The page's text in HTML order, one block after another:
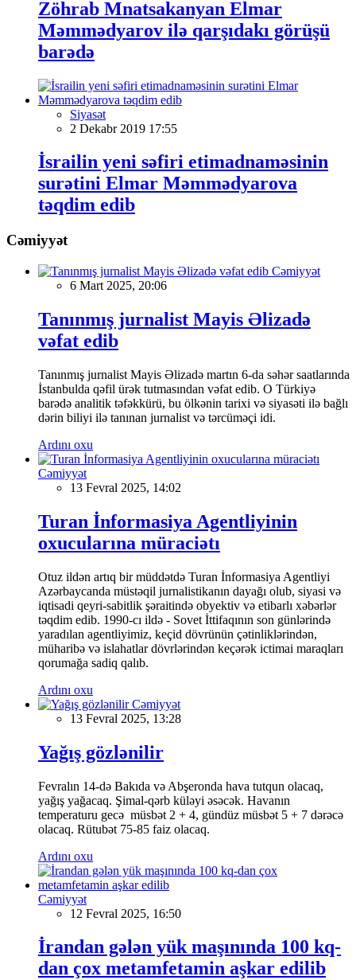
Zöhrab Mnatsakanyan Elmar
Məmmədyarov ilə qarşıdakı görüşü
barədə
Siyasət
2 Dekabr 2019 17:55
İsrailin yeni səfiri etimadnaməsinin
surətini Elmar Məmmədyarova
təqdim edib
Cəmiyyət
Cəmiyyət
6 Mart 2025, 20:06
Tanınmış jurnalist Mayis Əlizadə
vəfat edib
Tanınmış jurnalist Mayis Əlizadə martın 6-da səhər saatlarında
İstanbulda qəfil ürək tutmasından vəfat edib. O Türkiyə
barədə analitik təfəkkürü, bu ölkənin tarixi və siyasəti ilə bağlı
dərin biliyi ilə tanınan jurnalist və tərcüməçi idi.
Ardını oxu
Cəmiyyət
13 Fevral 2025, 14:02
Turan İnformasiya Agentliyinin
oxucularına müraciətı
Otuz ildən artıq bir müddətdə Turan İnformasiya Agentliyi
Azərbaycanda müstəqil jurnalistikanın dayağı olub, siyasi və
iqtisadi qeyri-sabitlik şəraitində obyektiv və etibarlı xəbərlər
təqdim edib. 1990-cı ildə - Sovet İttifaqının son günlərində
yaradılan agentliyimiz, keçid dövrünün çətinliklərindən,
müharibə və islahatlar dövrlərindən keçərək ictimai maraqları
qorumağa sadiq qalıb.
Ardını oxu
Cəmiyyət
13 Fevral 2025, 13:28
Yağış gözlənilir
Fevralın 14-də Bakıda və Abşeronda hava tutqun olacaq,
yağış yağacaq. Şimal-qərb küləyi əsəcək. Havanın
temperaturu gecə müsbət 2 + 4, gündüz müsbət 5 + 7 dərəcə
olacaq. Rütubət 75-85 faiz olacaq.
Ardını oxu
Cəmiyyət
12 Fevral 2025, 16:50
İrandan gələn yük maşınında 100 kq-
dan çox metamfetamin aşkar edilib